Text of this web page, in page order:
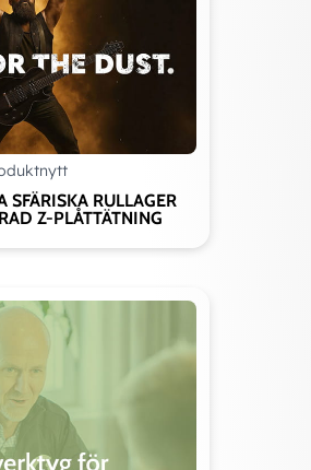
SFÄRISKA RULLAGER
Z-PLÅTTÄTNING